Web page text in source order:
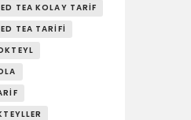
TEA KOLAY TARIF
TEA TARIFI